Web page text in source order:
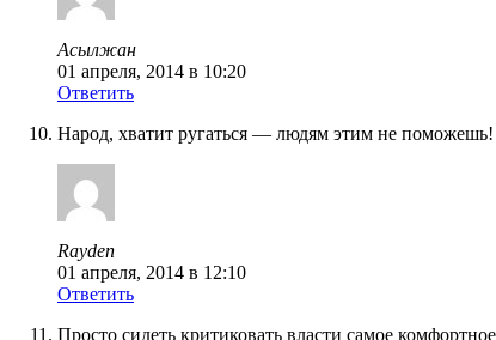
Асылжан
01 апреля, 2014 в 10:20
Ответить
Народ, хватит ругаться — людям этим не поможешь!
Rayden
01 апреля, 2014 в 12:10
Ответить
Просто сидеть критиковать власти самое